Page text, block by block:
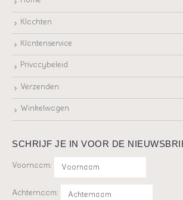
Klachten
Klantenservice
Privacybeleid
Verzenden
Winkelwagen
SCHRIJF JE IN VOOR DE
Voornaam:
Achternaam: